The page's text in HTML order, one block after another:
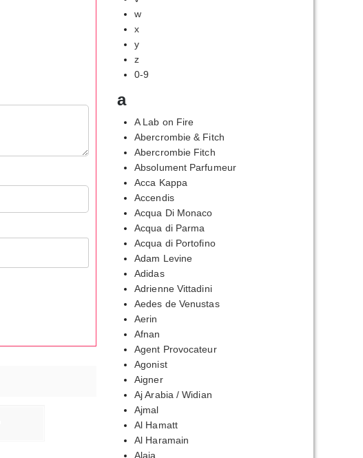
w
x
y
z
0-9
a
A Lab on Fire
Abercrombie & Fitch
Abercrombie Fitch
Absolument Parfumeur
Acca Kappa
Accendis
Acqua Di Monaco
Acqua di Parma
Acqua di Portofino
Adam Levine
Adidas
Adrienne Vittadini
Aedes de Venustas
Aerin
Afnan
Agent Provocateur
Agonist
Aigner
Aj Arabia / Widian
Ajmal
Al Hamatt
Al Haramain
Alaia